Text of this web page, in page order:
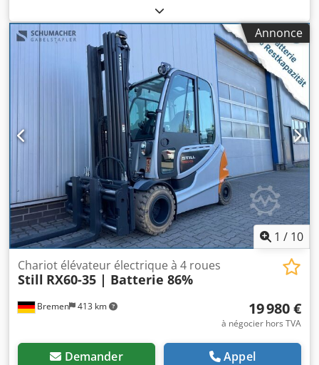
, capacité de charge:
hauteur de levage:5 950 mm, centre de gravité de la
charge:600 mm , type de carburant: électrique, type de
, hauteur de construction: 2 800 mm, tension
de la batterie: 80 V, longueur des fourches: 1 200 mm
4 752 kg , Équipement: cabine, éclairage ,
Numéro de série : 516367X00016 Heures : 11 276 h
Capacité de charge : 3 500 kg Type de mât : mât duplex
Hauteur de levée : 5,95 m Hauteur hors tout : 2,8 m
Longueur des fourches : 1,2 m Double circuit hydraulique
auxiliaire Cabine complète avec chauffage Batterie avec
chargeur : année de fabrication : 2020 Projecteur de
sécurité « Blue Spot » Éclairage : 3 phares de travail à
l’avant, 6 à l’arrière Crsdpfxox Hquxs Al Tef Essuie-glaces :
à l’avant, à l’arrière, en haut Radio
Annonce
1 / 10
Bremen 413 km
Chariot élévateur électrique à 4 roues
Still RX60-35 | Batterie 86%
19 980 €
à négocier hors TVA
Demander Appel